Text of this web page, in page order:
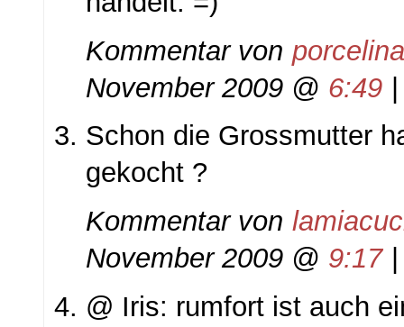
Kommentar von
November 2009 @ 6:49
Schon die Grossmutter
gekocht ?
Kommentar von
November 2009 @ 9:17
@ Iris: rumfort ist auch